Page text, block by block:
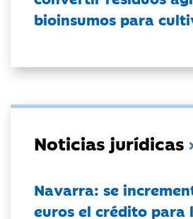
bioinsumos para
Noticias jurídicas
Navarra: se
euros el crédito para